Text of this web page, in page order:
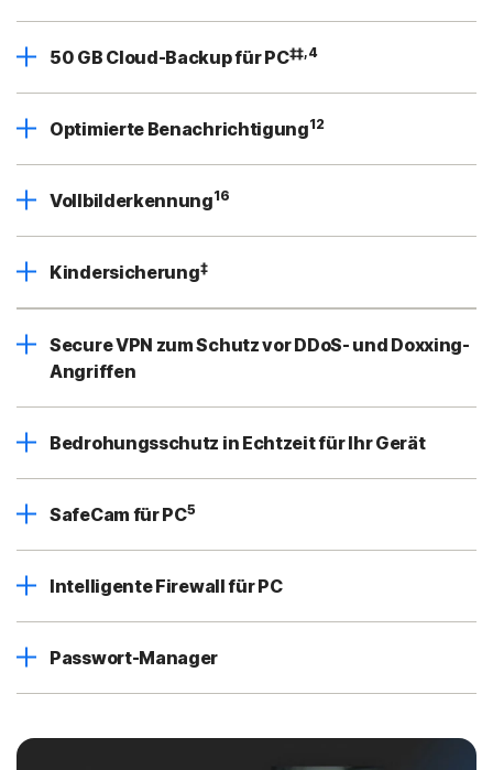
50 GB Cloud-Backup für PC‡‡,4
Optimierte Benachrichtigung12
Vollbilderkennung16
Kindersicherung‡
Secure VPN zum Schutz vor DDoS- und Doxxing-
Angriffen
Bedrohungsschutz in Echtzeit für Ihr Gerät
SafeCam für PC5
Intelligente Firewall für PC
Passwort-Manager